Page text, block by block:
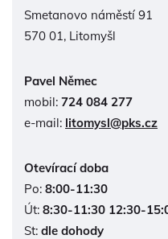
Smetanovo náměstí 91
570 01, Litomyšl
Pavel Němec
mobil: 724 084 277
e-mail: litomysl@pks.cz
Otevírací doba
Po: 8:00-11:30
Út: 8:30-11:30 12:30-
St: dle dohody